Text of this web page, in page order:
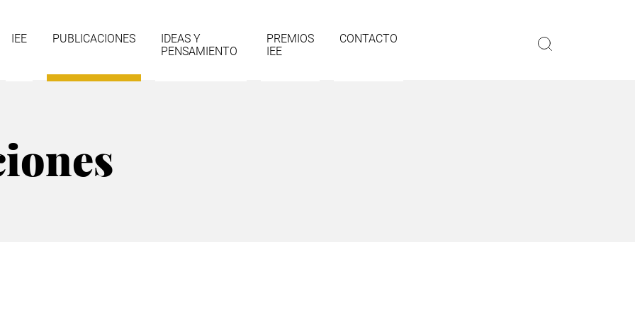
IEE PUBLICACIONES
IDEAS Y
PENSAMIENTO
PREMIOS
IEE
CONTACTO